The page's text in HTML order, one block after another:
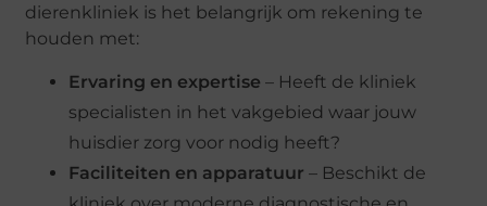
dierenkliniek is het belangrijk om rekening te
houden met:
Ervaring en expertise – Heeft de kliniek
specialisten in het vakgebied waar jouw
huisdier zorg voor nodig heeft?
Faciliteiten en apparatuur – Beschikt de